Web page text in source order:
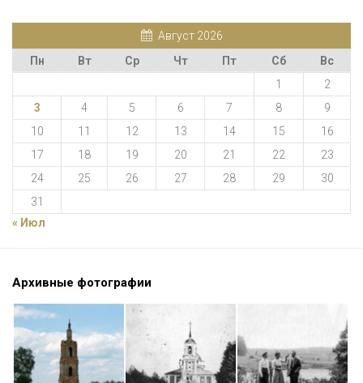
Август 2026
Пн
Вт Ср Чт Пт Сб
Вс
1
2
3
4 5 6 7 8
9
10
11 12 13 14 15
16
17
18 19 20 21 22
23
24
25 26 27 28 29
30
31
« Июл
Архивные фотографии